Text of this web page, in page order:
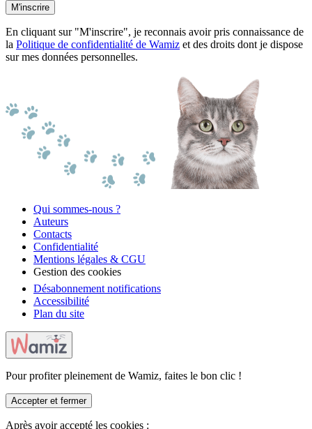
M'inscrire
En cliquant sur "M'inscrire", je reconnais avoir pris connaissance de
la Politique de confidentialité de Wamiz et des droits dont je dispose
sur mes données personnelles.
Qui sommes-nous ?
Auteurs
Contacts
Confidentialité
Mentions légales & CGU
Gestion des cookies
Désabonnement notifications
Accessibilité
Plan du site
Pour profiter pleinement de Wamiz, faites le bon clic !
Accepter et fermer
Après avoir accepté les cookies :